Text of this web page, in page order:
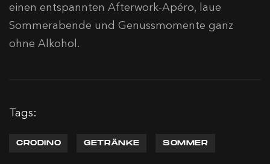
einen entspannten Afterwork-Apéro, laue
Sommerabende und Genussmomente ganz
ohne Alkohol.
Tags:
CRODINO GETRÄNKE SOMMER